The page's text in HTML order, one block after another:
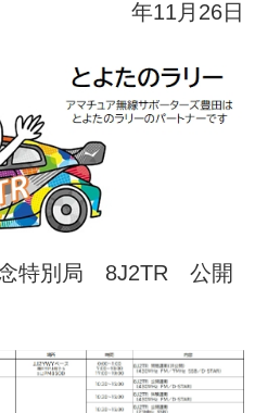
年11月26日
念特別局 8J2TR 公開